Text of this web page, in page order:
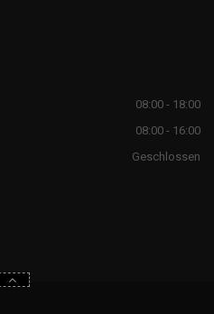
08:00 - 18:00
08:00 - 16:00
Geschlossen